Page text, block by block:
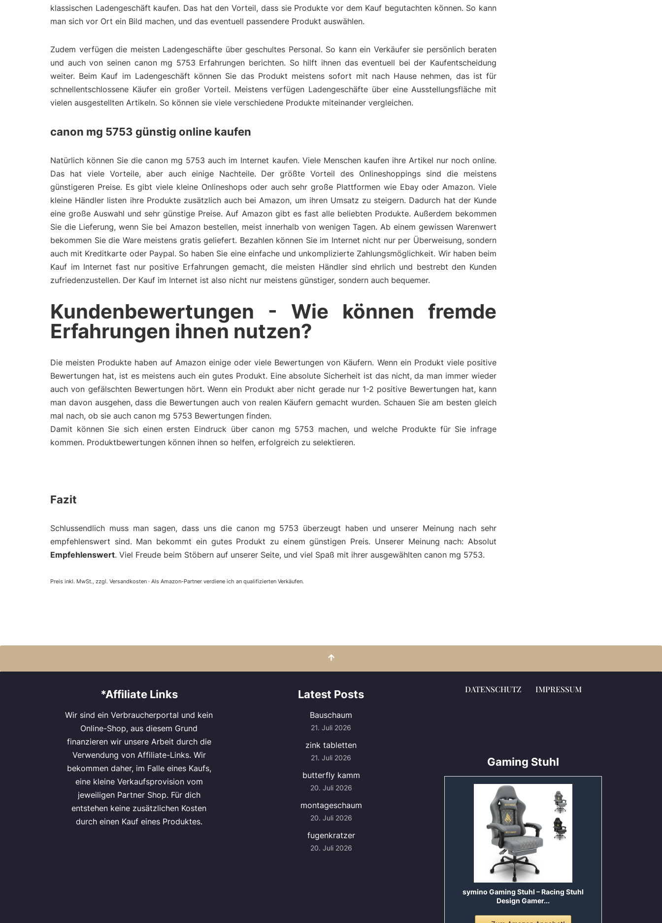
klassischen Ladengeschäft kaufen. Das hat den Vorteil, dass sie Produkte vor dem Kauf begutachten können. So kann
man sich vor Ort ein Bild machen, und das eventuell passendere Produkt auswählen.
Zudem verfügen die meisten Ladengeschäfte über geschultes Personal. So kann ein Verkäufer sie persönlich beraten
und auch von seinen canon mg 5753 Erfahrungen berichten. So hilft ihnen das eventuell bei der Kaufentscheidung
weiter. Beim Kauf im Ladengeschäft können Sie das Produkt meistens sofort mit nach Hause nehmen, das ist für
schnellentschlossene Käufer ein großer Vorteil. Meistens verfügen Ladengeschäfte über eine Ausstellungsfläche mit
vielen ausgestellten Artikeln. So können sie viele verschiedene Produkte miteinander vergleichen.
canon mg 5753 günstig online kaufen
Natürlich können Sie die canon mg 5753 auch im Internet kaufen. Viele Menschen kaufen ihre Artikel nur noch online.
Das hat viele Vorteile, aber auch einige Nachteile. Der größte Vorteil des Onlineshoppings sind die meistens
günstigeren Preise. Es gibt viele kleine Onlineshops oder auch sehr große Plattformen wie Ebay oder Amazon. Viele
kleine Händler listen ihre Produkte zusätzlich auch bei Amazon, um ihren Umsatz zu steigern. Dadurch hat der Kunde
eine große Auswahl und sehr günstige Preise. Auf Amazon gibt es fast alle beliebten Produkte. Außerdem bekommen
Sie die Lieferung, wenn Sie bei Amazon bestellen, meist innerhalb von wenigen Tagen. Ab einem gewissen Warenwert
bekommen Sie die Ware meistens gratis geliefert. Bezahlen können Sie im Internet nicht nur per Überweisung, sondern
auch mit Kreditkarte oder Paypal. So haben Sie eine einfache und unkomplizierte Zahlungsmöglichkeit. Wir haben beim
Kauf im Internet fast nur positive Erfahrungen gemacht, die meisten Händler sind ehrlich und bestrebt den Kunden
zufriedenzustellen. Der Kauf im Internet ist also nicht nur meistens günstiger, sondern auch bequemer.
Kundenbewertungen - Wie können fremde
Erfahrungen ihnen nutzen?
Die meisten Produkte haben auf Amazon einige oder viele Bewertungen von Käufern. Wenn ein Produkt viele positive
Bewertungen hat, ist es meistens auch ein gutes Produkt. Eine absolute Sicherheit ist das nicht, da man immer wieder
auch von gefälschten Bewertungen hört. Wenn ein Produkt aber nicht gerade nur 1-2 positive Bewertungen hat, kann
man davon ausgehen, dass die Bewertungen auch von realen Käufern gemacht wurden. Schauen Sie am besten gleich
mal nach, ob sie auch canon mg 5753 Bewertungen finden.
Damit können Sie sich einen ersten Eindruck über canon mg 5753 machen, und welche Produkte für Sie infrage
kommen. Produktbewertungen können ihnen so helfen, erfolgreich zu selektieren.
Fazit
Schlussendlich muss man sagen, dass uns die canon mg 5753 überzeugt haben und unserer Meinung nach sehr
empfehlenswert sind. Man bekommt ein gutes Produkt zu einem günstigen Preis. Unserer Meinung nach: Absolut
Empfehlenswert. Viel Freude beim Stöbern auf unserer Seite, und viel Spaß mit ihrer ausgewählten canon mg 5753.
Preis inkl. MwSt., zzgl. Versandkosten · Als Amazon-Partner verdiene ich an qualifizierten Verkäufen.
*Affiliate Links
Wir sind ein Verbraucherportal und kein
Online-Shop, aus diesem Grund
finanzieren wir unsere Arbeit durch die
Verwendung von Affiliate-Links. Wir
bekommen daher, im Falle eines Kaufs,
eine kleine Verkaufsprovision vom
jeweiligen Partner Shop. Für dich
entstehen keine zusätzlichen Kosten
durch einen Kauf eines Produktes.
Latest Posts
Bauschaum
21. Juli 2026
zink tabletten
21. Juli 2026
butterfly kamm
20. Juli 2026
montageschaum
20. Juli 2026
fugenkratzer
20. Juli 2026
DATENSCHUTZ IMPRESSUM
Gaming Stuhl
symino Gaming Stuhl – Racing Stuhl
Design Gamer...